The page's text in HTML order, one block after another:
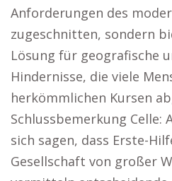
Anforderungen des
zugeschnitten, sondern
Lösung für geografische
Hindernisse, die viele
herkömmlichen Kursen
Schlussbemerkung Celle:
sich sagen, dass Erste-
Gesellschaft von großer